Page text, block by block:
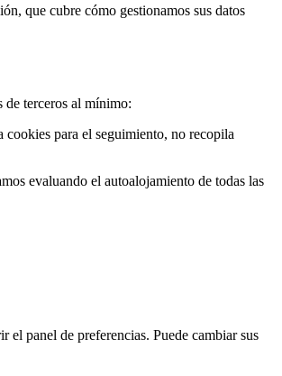
que cubre cómo gestionamos sus datos
de terceros al mínimo:
para el seguimiento, no recopila
evaluando el autoalojamiento de todas las
panel de preferencias. Puede cambiar sus